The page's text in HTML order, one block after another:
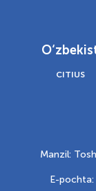
CITIUS
Manzil:
E-